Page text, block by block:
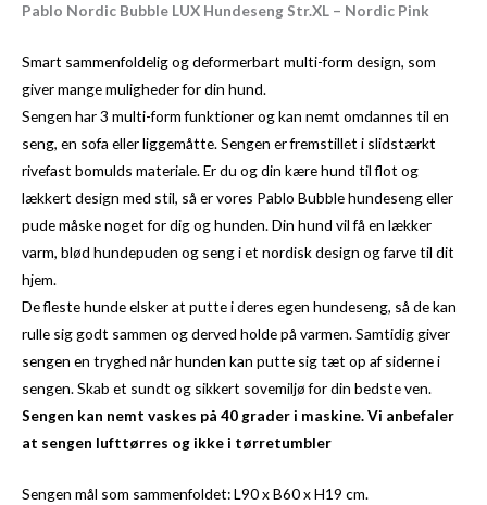
Pablo Nordic Bubble LUX Hundeseng Str.XL – Nordic Pink
Smart sammenfoldelig og deformerbart multi-form design, som
giver mange muligheder for din hund.
Sengen har 3 multi-form funktioner og kan nemt omdannes til en
seng, en sofa eller liggemåtte. Sengen er fremstillet i slidstærkt
rivefast bomulds materiale. Er du og din kære hund til flot og
lækkert design med stil, så er vores Pablo Bubble hundeseng eller
pude måske noget for dig og hunden. Din hund vil få en lækker
varm, blød hundepuden og seng i et nordisk design og farve til dit
hjem.
De fleste hunde elsker at putte i deres egen hundeseng, så de kan
rulle sig godt sammen og derved holde på varmen. Samtidig giver
sengen en tryghed når hunden kan putte sig tæt op af siderne i
sengen. Skab et sundt og sikkert sovemiljø for din bedste ven.
Sengen kan nemt vaskes på 40 grader i maskine. Vi anbefaler
at sengen lufttørres og ikke i tørretumbler
Sengen mål som sammenfoldet: L90 x B60 x H19 cm.